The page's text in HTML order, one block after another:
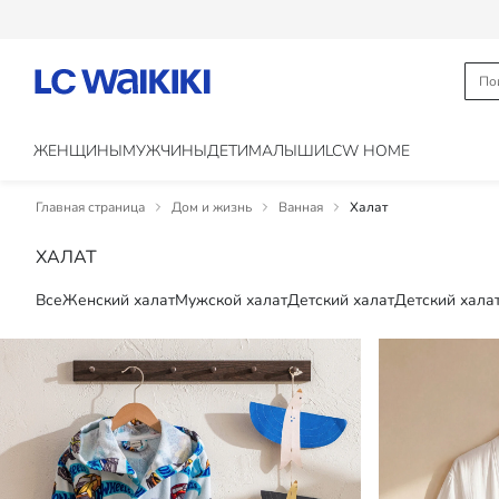
ЖЕНЩИНЫМУЖЧИНЫДЕТИМАЛЫШИLCW HOME
Главная страница Дом и жизнь Ванная Халат
ХАЛАТ
ВсеЖенский халатМужской халатДетский халатДетский